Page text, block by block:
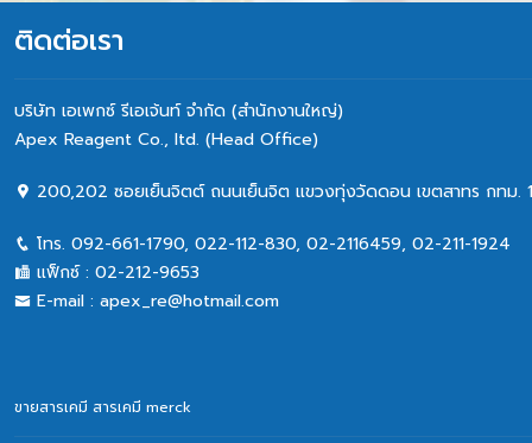
ติดต่อเรา
บริษัท เอเพกซ์ รีเอเจ้นท์ จำกัด (สำนักงานใหญ่)
Apex Reagent Co., Itd. (Head Office)
200,202 ซอยเย็นจิตต์ ถนนเย็นจิต แขวงทุ่งวัดดอน เขตสาทร กทม.
โทร. 092-661-1790, 022-112-830, 02-2116459, 02-211-1924
แฟ็กซ์ : 02-212-9653
E-mail : apex_re@hotmail.com
ขายสารเคมี สารเคมี merck